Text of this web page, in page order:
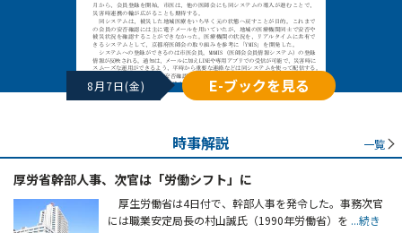
8月7日(金) E-ブックを見る
時事解説 一覧
厚労省幹部人事、次官は「労働シフト」に
厚生労働省は4日付で、幹部人事を発令した。事務次官
には職業安定局長の村山誠氏（1990年労働省）を ...続き